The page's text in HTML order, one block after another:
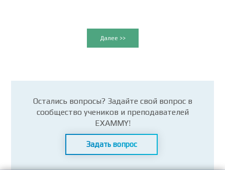
Далее >>
Остались вопросы? Задайте свой вопрос в
сообщество учеников и преподавателей
EXAMMY!
Задать вопрос